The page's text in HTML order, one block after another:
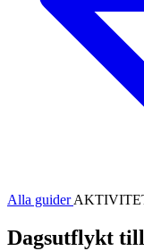
Alla guider
Dagsutflykt